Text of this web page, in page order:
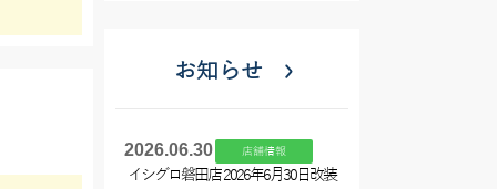
お知らせ
2026.06.30 店舗情報
イシグロ磐田店 2026年6月30日改装